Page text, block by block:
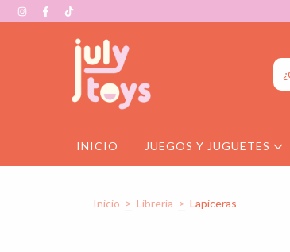
INICIO JUEGOS Y JUGUETES
Inicio > Librería > Lapiceras